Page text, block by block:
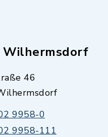
Wilhermsdorf
46
9958-0
9958-111